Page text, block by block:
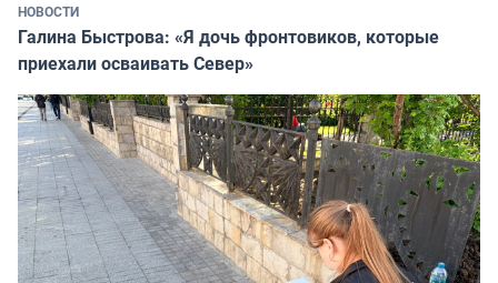
НОВОСТИ
Галина Быстрова: «Я дочь фронтовиков, которые
приехали осваивать Север»